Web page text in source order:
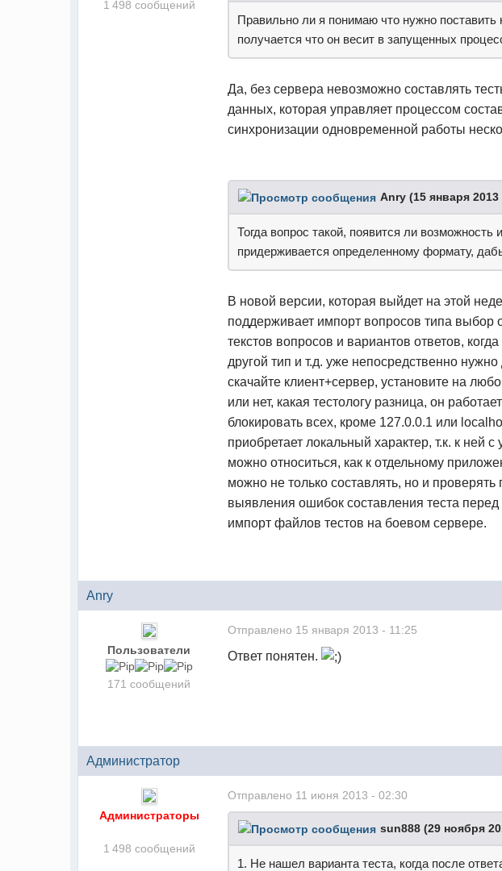
1 498 сообщений
Правильно ли я понимаю что нужно поставить
получается что он весит в запущенных
Да, без сервера невозможно составлять
данных, которая управляет процессом
синхронизации одновременной работы
Anry (15 января
Тогда вопрос такой, появится ли
придерживается определенному формату,
В новой версии, которая выйдет на этой
поддерживает импорт вопросов типа выбор
текстов вопросов и вариантов ответов,
другой тип и т.д. уже непосредственно
скачайте клиент+сервер, установите на
или нет, какая тестологу разница, он
блокировать всех, кроме 127.0.0.1 или
приобретает локальный характер, т.к. к ней
можно относиться, как к отдельному
можно не только составлять, но и
выявления ошибок составления теста
импорт файлов тестов на боевом сервере.
Anry
Пользователи
171 сообщений
Отправлено 15 января 2013 - 11:25
Ответ понятен.
Администратор
Администраторы
1 498 сообщений
Отправлено 11 июня 2013 - 02:30
sun888 (29 ноября
1. Не нашел варианта теста, когда после